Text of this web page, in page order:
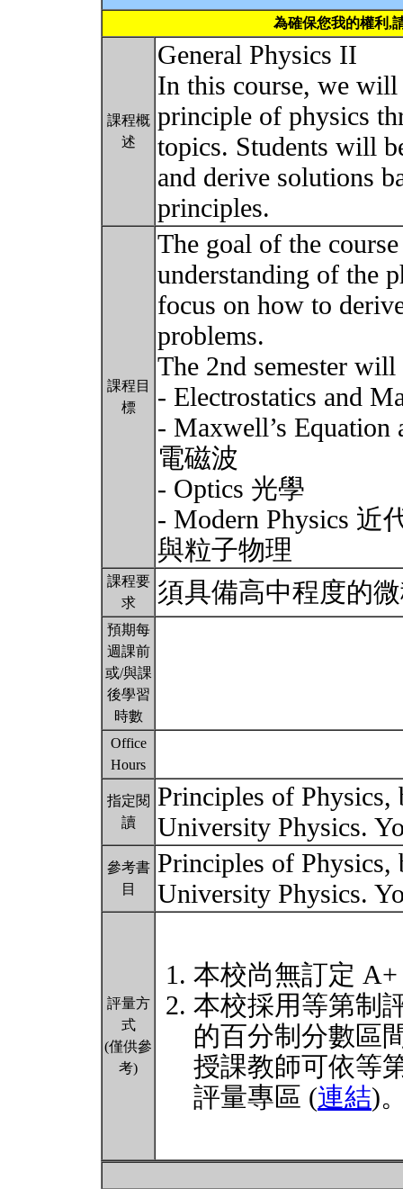
為確保您我的權利,
課程概
述
General Physics II
In this course, we will
principle of physics
topics. Students will
and derive solutions
principles.
課程目
標
The goal of the
understanding of the
focus on how to
problems.
The 2nd semester
- Electrostatics and
- Maxwell’s
電磁波
- Optics 光學
- Modern Physics
與粒子物理
課程要
求
須具備高中程度的
預期每
週課前
或/與課
後學習
時數
Office
Hours
指定閱
讀
Principles of Physics,
University Physics.
參考書
目
Principles of Physics,
University Physics.
評量方
式
(僅供參
考)
本校尚無訂定
本校採用等第制
的百分制分數區
授課教師可依等
評量專區 (連結)